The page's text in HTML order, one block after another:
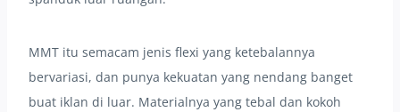
MMT itu semacam jenis flexi yang ketebalannya
bervariasi, dan punya kekuatan yang nendang banget
buat iklan di luar. Materialnya yang tebal dan kokoh